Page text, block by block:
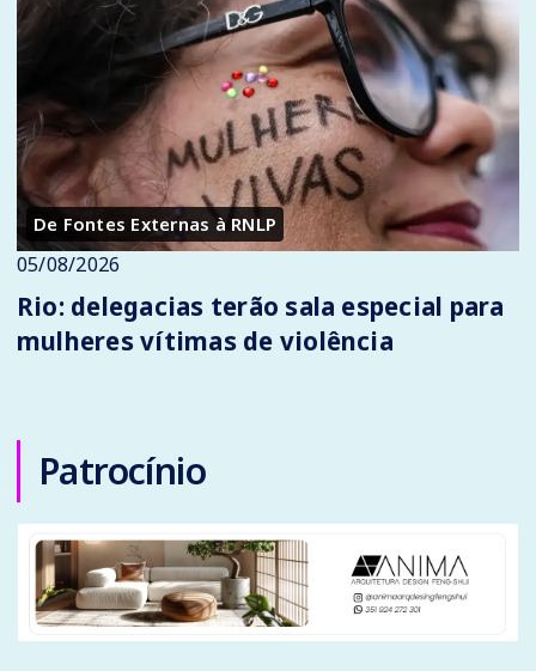
De Fontes Externas à RNLP
05/08/2026
Rio: delegacias terão sala especial para
mulheres vítimas de violência
Patrocínio